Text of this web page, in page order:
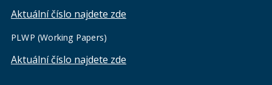
Aktuální číslo najdete zde
PLWP (Working Papers)
Aktuální číslo najdete zde